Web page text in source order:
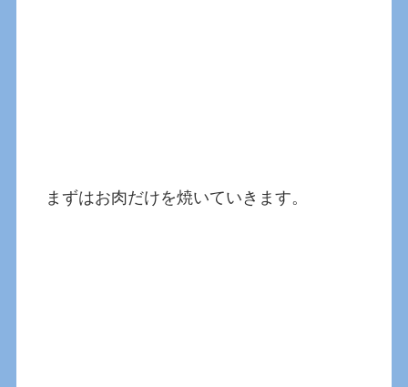
まずはお肉だけを焼いていきます。